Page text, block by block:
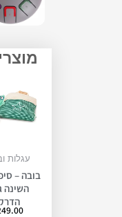
עגלות
בובה –
השינה